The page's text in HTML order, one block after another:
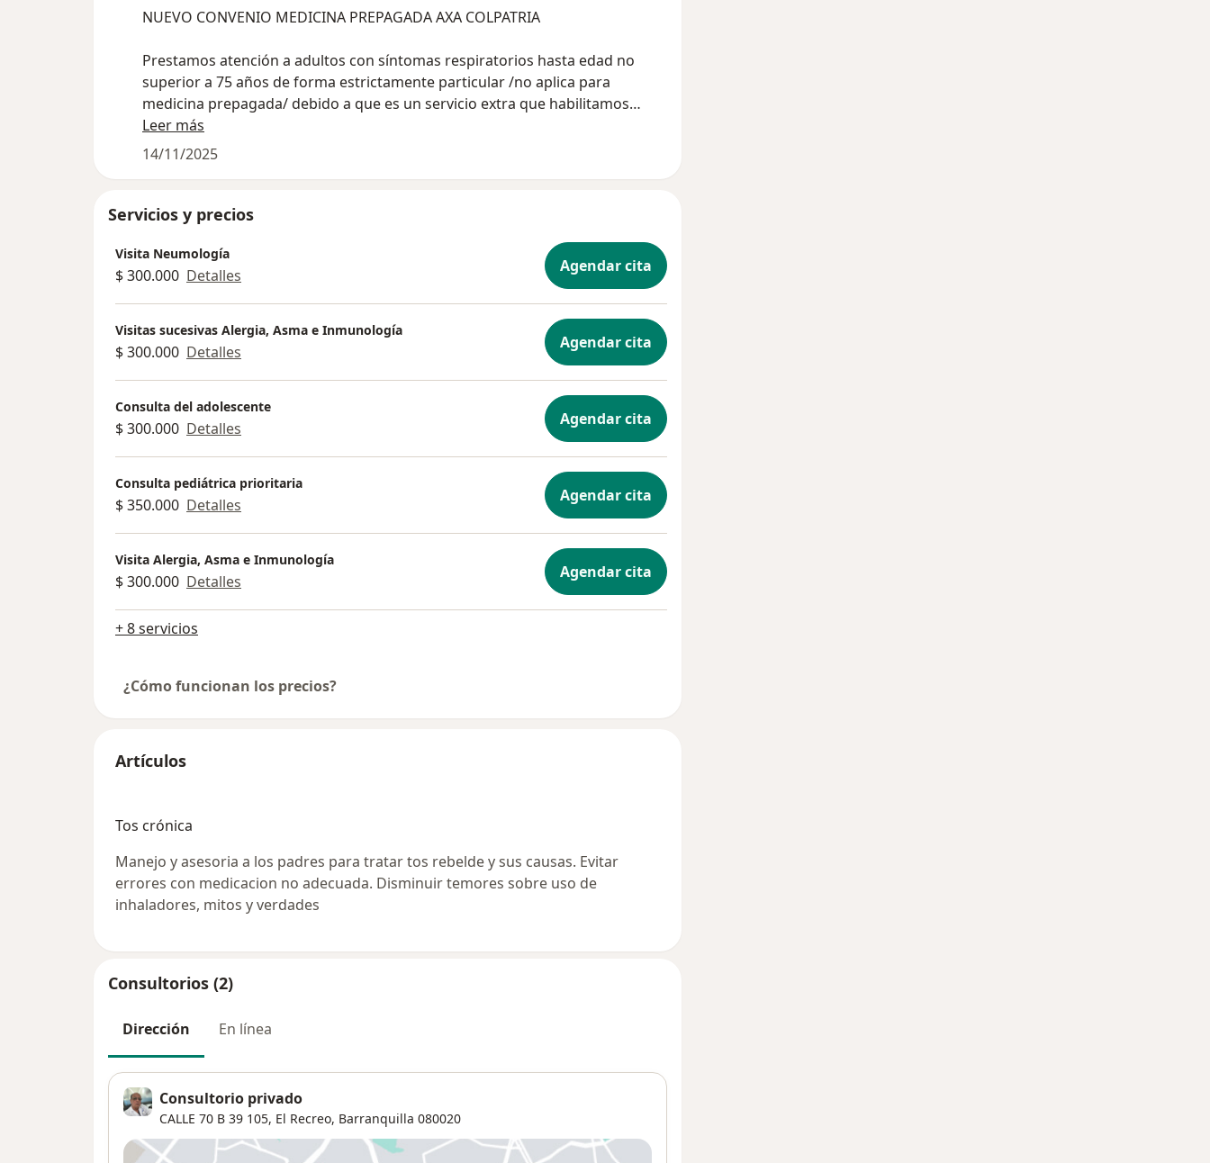
NUEVO CONVENIO MEDICINA PREPAGADA AXA COLPATRIA
Prestamos atención a adultos con síntomas respiratorios hasta edad no
superior a 75 años de forma estrictamente particular /no aplica para
medicina prepagada/ debido a que es un servicio extra que habilitamos
para ayudar a esa población con necesidades no resueltas el cual dejamos
Leer más
14/11/2025
Servicios y precios
Visita Neumología
$ 300.000 Detalles Agendar cita
Visitas sucesivas Alergia, Asma e Inmunología
$ 300.000 Detalles Agendar cita
Consulta del adolescente
$ 300.000 Detalles Agendar cita
Consulta pediátrica prioritaria
$ 350.000 Detalles Agendar cita
Visita Alergia, Asma e Inmunología
$ 300.000 Detalles Agendar cita
+ 8 servicios
¿Cómo funcionan los precios?
Artículos
Tos crónica
Manejo y asesoria a los padres para tratar tos rebelde y sus causas. Evitar
errores con medicacion no adecuada. Disminuir temores sobre uso de
inhaladores, mitos y verdades
Consultorios (2)
Dirección En línea
Consultorio privado
CALLE 70 B 39 105, El Recreo, Barranquilla 080020